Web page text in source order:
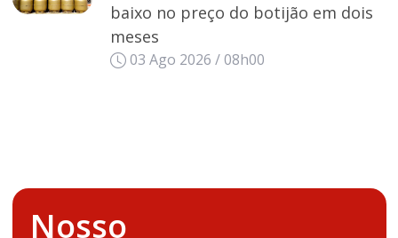
baixo no preço do botijão em dois
meses
03 Ago 2026 / 08h00
Nosso